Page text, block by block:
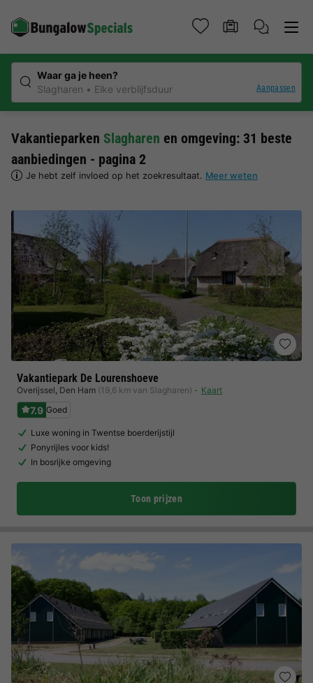
Waar ga je heen?
Slagharen
Elke verblijfsduur Aanpassen
Vakantieparken Slagharen en omgeving: 31 beste
aanbiedingen - pagina 2
Je hebt zelf invloed op het zoekresultaat. Meer weten
Vakantiepark De Lourenshoeve
Overijssel, Den Ham (19,6 km van Slagharen) Kaart
7.9 Goed
Luxe woning in Twentse boerderijstijl
Ponyrijles voor kids!
In bosrijke omgeving
Toon prijzen